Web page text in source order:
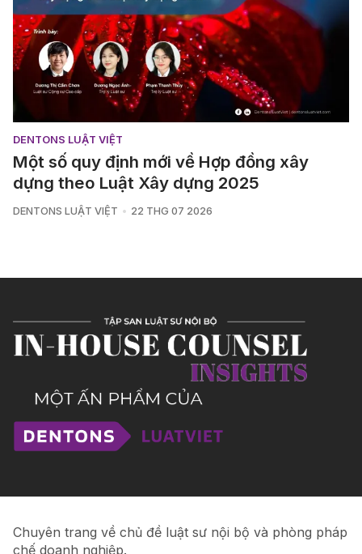
DENTONS LUẬT VIỆT
Một số quy định mới về Hợp đồng xây
dựng theo Luật Xây dựng 2025
DENTONS LUẬT VIỆT 22 THG 07 2026
Chuyên trang về chủ đề luật sư nội bộ và phòng pháp
chế doanh nghiệp.